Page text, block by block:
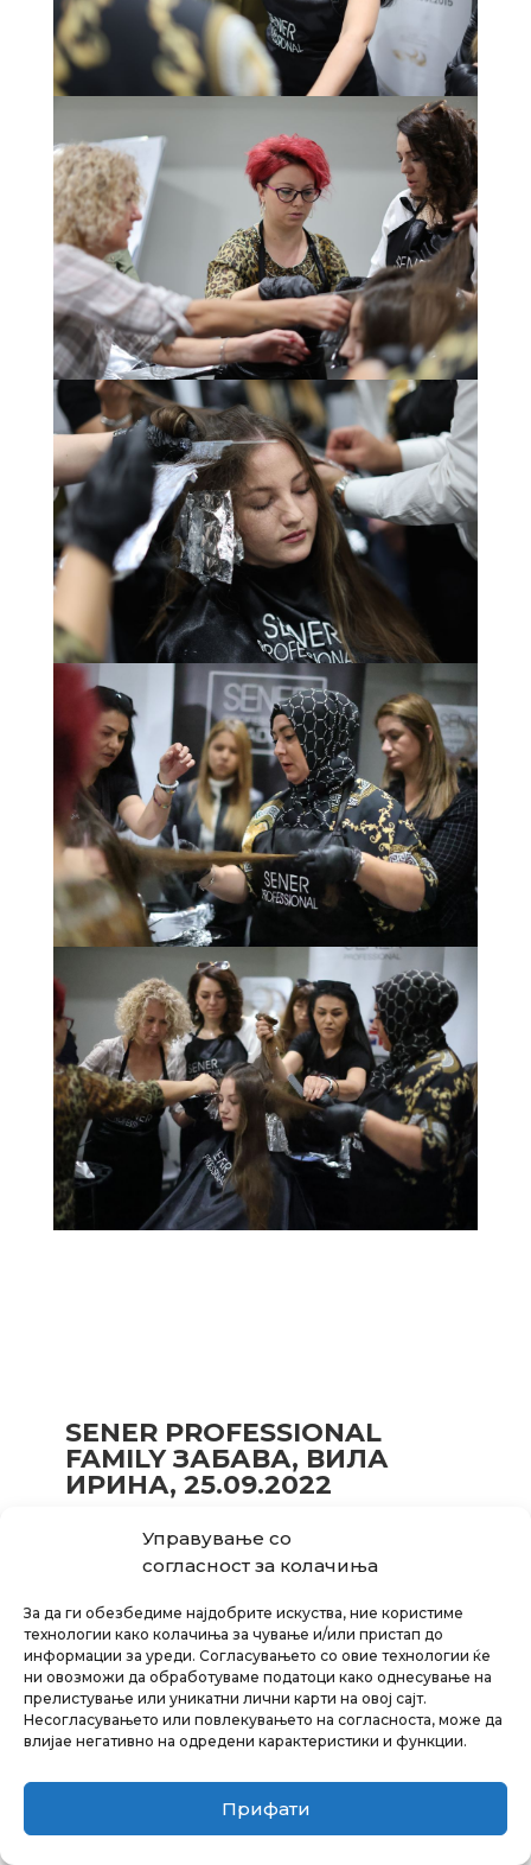
Управување со
согласност за колачиња
За да ги обезбедиме најдобрите искуства, ние користиме
технологии како колачиња за чување и/или пристап до
информации за уреди. Согласувањето со овие технологии ќе
ни овозможи да обработуваме податоци како однесување на
прелистување или уникатни лични карти на овој сајт.
Несогласувањето или повлекувањето на согласноста, може да
влијае негативно на одредени карактеристики и функции.
Прифати
SENER PROFESSIONAL
FAMILY ЗАБАВА, ВИЛА
ИРИНА, 25.09.2022